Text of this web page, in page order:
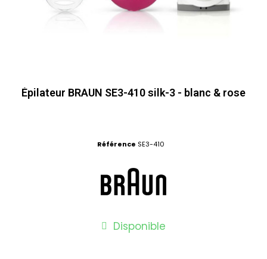
Épilateur BRAUN SE3-410 silk-3 - blanc & rose
Référence SE3-410
Disponible